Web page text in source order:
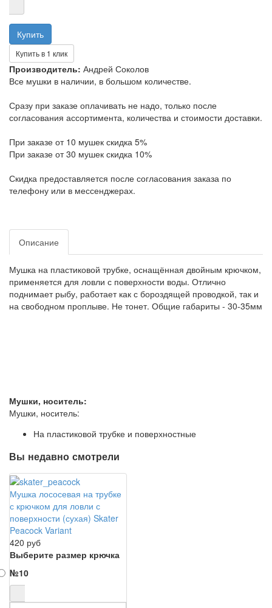
Купить в 1 клик
Производитель: Андрей Соколов
Все мушки в наличии, в большом количестве.
Сразу при заказе оплачивать не надо, только после
согласования ассортимента, количества и стоимости доставки.
При заказе от 10 мушек скидка 5%
При заказе от 30 мушек скидка 10%
Скидка предоставляется после согласования заказа по
телефону или в мессенджерах.
Описание
Мушка на пластиковой трубке, оснащённая двойным крючком,
применяется для ловли с поверхности воды. Отлично
поднимает рыбу, работает как с бороздящей проводкой, так и
на свободном проплыве. Не тонет. Общие габариты - 30-35мм
Мушки, носитель:
Мушки, носитель:
На пластиковой трубке и поверхностные
Вы недавно смотрели
Мушка лососевая на трубке
с крючком для ловли с
поверхности (сухая) Skater
Peacock Variant
420 руб
Выберите размер крючка
№10